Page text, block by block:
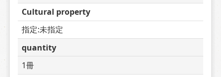
Cultural property
指定:未指定
quantity
1冊